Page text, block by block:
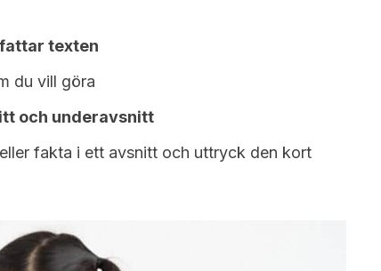
texten
du vill göra
och underavsnitt
fakta i ett avsnitt och uttryck den kort